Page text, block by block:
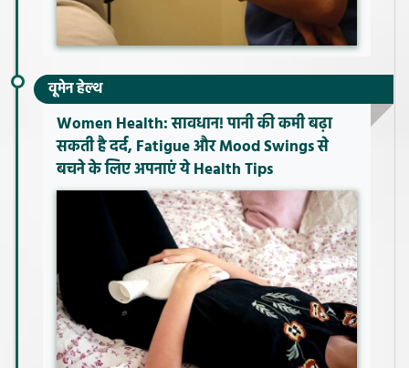
वूमेन हेल्थ
Women Health: सावधान! पानी की कमी बढ़ा
सकती है दर्द, Fatigue और Mood Swings से
बचने के लिए अपनाएं ये Health Tips